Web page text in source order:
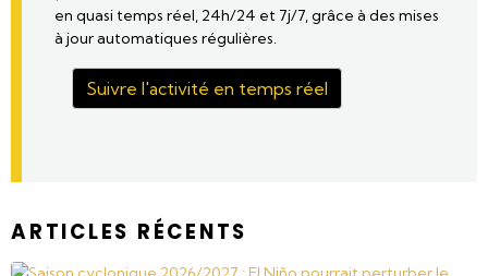
en quasi temps réel, 24h/24 et 7j/7, grâce à des mises
à jour automatiques régulières.
Suivre l'activité en temps réel
ARTICLES RÉCENTS